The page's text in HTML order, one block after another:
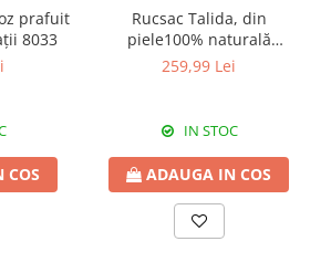
prafuit
8033
COS
Rucsac Talida, din
piele100% naturală
magenta, 8111
259,99 Lei
IN STOC
ADAUGA IN COS